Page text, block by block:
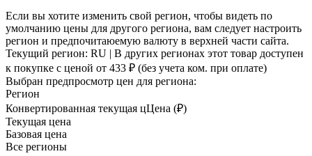
Если вы хотите изменить свой регион, чтобы видеть по
умолчанию цены для другого региона, вам следует настроить
регион и предпочитаюемую валюту в верхней части сайта.
Текущий регион: RU | В других регионах этот товар доступен
к покупке с ценой от 433 ₽ (без учета ком. при оплате)
Выбран предпросмотр цен для региона:
Регион
Конвертированная текущая цЦена (₽)
Текущая цена
Базовая цена
Все регионы